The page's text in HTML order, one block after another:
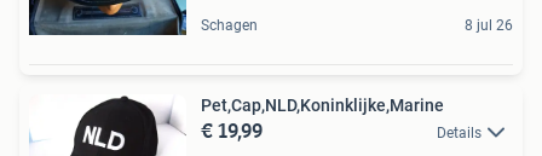
Schagen 8 jul 26
Pet,Cap,NLD,Koninklijke,Marine
€ 19,99 Details